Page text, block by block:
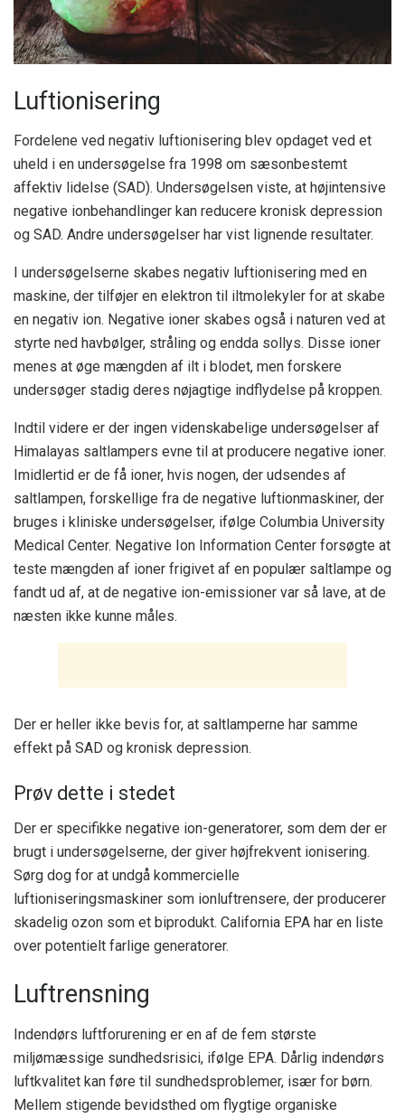
Luftionisering
Fordelene ved negativ luftionisering blev opdaget ved et
uheld i en undersøgelse fra 1998 om sæsonbestemt
affektiv lidelse (SAD). Undersøgelsen viste, at højintensive
negative ionbehandlinger kan reducere kronisk depression
og SAD. Andre undersøgelser har vist lignende resultater.
I undersøgelserne skabes negativ luftionisering med en
maskine, der tilføjer en elektron til iltmolekyler for at skabe
en negativ ion. Negative ioner skabes også i naturen ved at
styrte ned havbølger, stråling og endda sollys. Disse ioner
menes at øge mængden af ​​ilt i blodet, men forskere
undersøger stadig deres nøjagtige indflydelse på kroppen.
Indtil videre er der ingen videnskabelige undersøgelser af
Himalayas saltlampers evne til at producere negative ioner.
Imidlertid er de få ioner, hvis nogen, der udsendes af
saltlampen, forskellige fra de negative luftionmaskiner, der
bruges i kliniske undersøgelser, ifølge Columbia University
Medical Center. Negative Ion Information Center forsøgte at
teste mængden af ​​ioner frigivet af en populær saltlampe og
fandt ud af, at de negative ion-emissioner var så lave, at de
næsten ikke kunne måles.
Der er heller ikke bevis for, at saltlamperne har samme
effekt på SAD og kronisk depression.
Prøv dette i stedet
Der er specifikke negative ion-generatorer, som dem der er
brugt i undersøgelserne, der giver højfrekvent ionisering.
Sørg dog for at undgå kommercielle
luftioniseringsmaskiner som ionluftrensere, der producerer
skadelig ozon som et biprodukt. California EPA har en liste
over potentielt farlige generatorer.
Luftrensning
Indendørs luftforurening er en af ​​de fem største
miljømæssige sundhedsrisici, ifølge EPA. Dårlig indendørs
luftkvalitet kan føre til sundhedsproblemer, især for børn.
Mellem stigende bevidsthed om flygtige organiske